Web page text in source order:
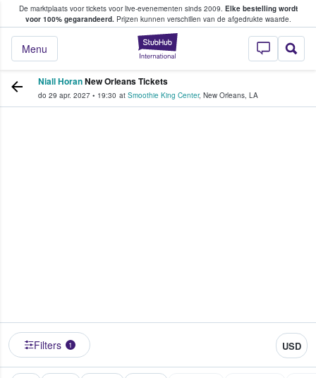
De marktplaats voor tickets voor live-evenementen sinds 2009. Elke bestelling wordt
voor 100% gegarandeerd.Prijzen kunnen verschillen van de afgedrukte waarde.
StubHub: waar
Menu
tickets kopen en verkopen
Niall HoranNew Orleans Tickets
do 29 apr. 2027 • 19:30 at Smoothie King Center, New Orleans, LA
Filters 1 USD